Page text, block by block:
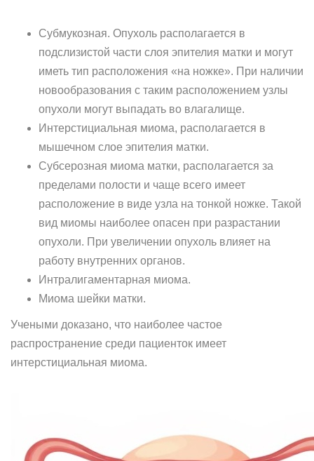
Субмукозная. Опухоль располагается в
подслизистой части слоя эпителия матки и могут
иметь тип расположения «на ножке». При наличии
новообразования с таким расположением узлы
опухоли могут выпадать во влагалище.
Интерстициальная миома, располагается в
мышечном слое эпителия матки.
Субсерозная миома матки, располагается за
пределами полости и чаще всего имеет
расположение в виде узла на тонкой ножке. Такой
вид миомы наиболее опасен при разрастании
опухоли. При увеличении опухоль влияет на
работу внутренних органов.
Интралигаментарная миома.
Миома шейки матки.
Учеными доказано, что наиболее частое
распространение среди пациенток имеет
интерстициальная миома.